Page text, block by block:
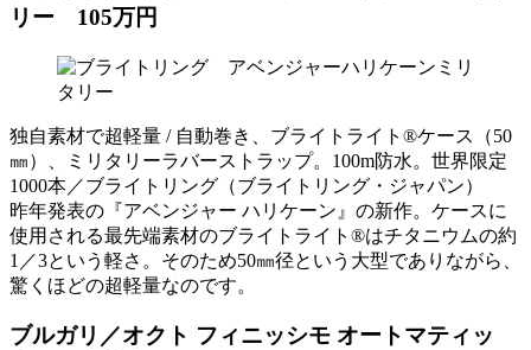
リー 105万円
独自素材で超軽量 / 自動巻き、ブライトライト®ケース（50
㎜）、ミリタリーラバーストラップ。100m防水。世界限定
1000本／ブライトリング（ブライトリング・ジャパン）
昨年発表の『アベンジャー ハリケーン』の新作。ケースに
使用される最先端素材のブライトライト®はチタニウムの約
1／3という軽さ。そのため50㎜径という大型でありながら、
驚くほどの超軽量なのです。
ブルガリ／オクト フィニッシモ オートマティッ